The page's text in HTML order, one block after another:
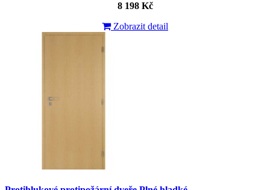
8 198 Kč
Zobrazit detail